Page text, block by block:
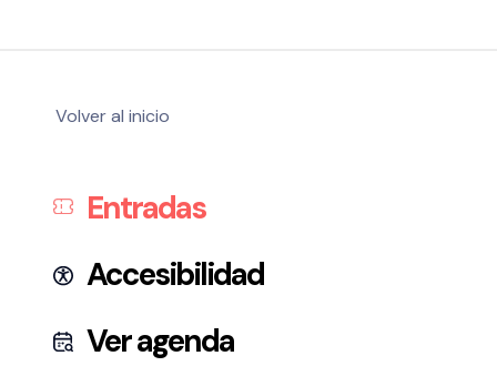
Volver al inicio
Entradas
Accesibilidad
Ver agenda